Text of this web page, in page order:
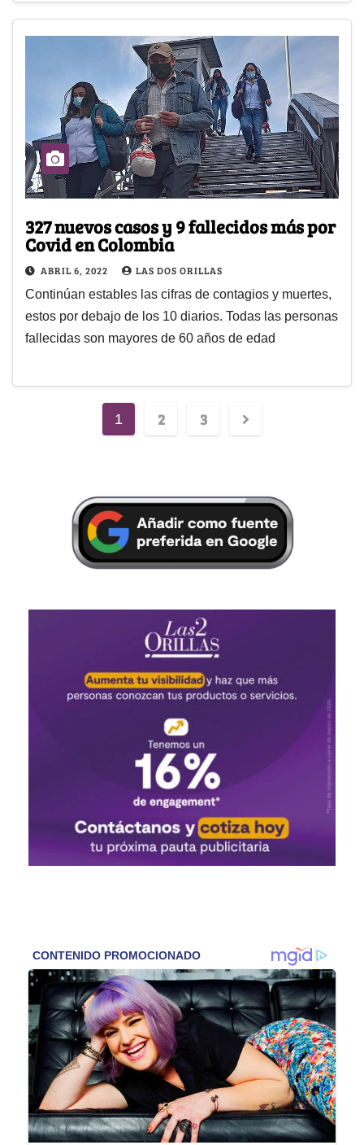
327 nuevos casos y 9 fallecidos más por
Covid en Colombia
ABRIL 6, 2022 LAS DOS ORILLAS
Continúan estables las cifras de contagios y muertes,
estos por debajo de los 10 diarios. Todas las personas
fallecidas son mayores de 60 años de edad
1 2 3